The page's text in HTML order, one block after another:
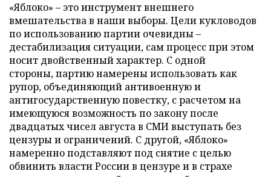
«Яблоко» – это инструмент внешнего
вмешательства в наши выборы. Цели кукловодов
по использованию партии очевидны –
дестабилизация ситуации, сам процесс при этом
носит двойственный характер. С одной
стороны, партию намерены использовать как
рупор, объединяющий антивоенную и
антигосударственную повестку, с расчетом на
имеющуюся возможность по закону после
двадцатых чисел августа в СМИ выступать без
цензуры и ограничений. С другой, «Яблоко»
намеренно подставляют под снятие с целью
обвинить власти России в цензуре и в страхе